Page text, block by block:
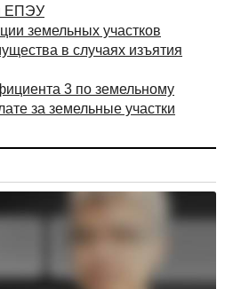
ЕПЭУ
земельных участков
в случаях изъятия
3 по земельному
за земельные участки